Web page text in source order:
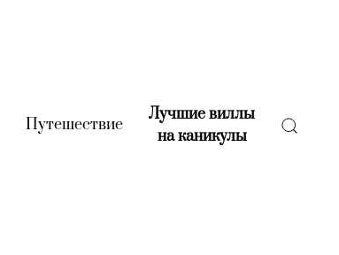
(current)
Путешествие(current)
Лучшие виллы
на каникулы(current)